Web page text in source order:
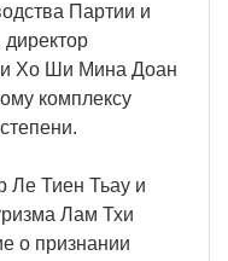
Партии и
Хо Ши Мина Доан
комплексу
Тиен Тьау и
Лам Тхи
о признании